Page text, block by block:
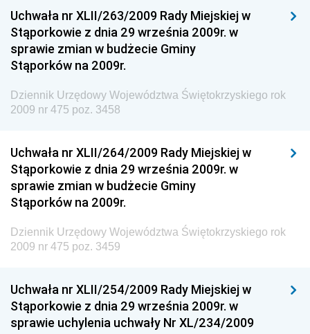
Dziennik Urzędowy Ministerstwa Administracji,
Gospodarki Terenowej i Ochrony Środowiska
Dziennik Urzędowy Ministerstwa Administracji i
Gospodarki Przestrzennej
Dziennik Urzędowy Unii Europejskiej, L
Dziennik Urzędowy Ministerstwa Przemysłu
Chemicznego i Lekkiego
Dziennik Urzędowy Ministerstwa Rolnictwa i
Gospodarki Żywnościowej
Dziennik Urzędowy Ministra Rodziny, Pracy i Polityki
Społecznej
Dziennik Urzędowy Ministra Rozwoju
Dziennik Urzędowy Ministra Infrastruktury i
Budownictwa
Uchwała nr XLII/263/2009 Rady Miejskiej w
Stąporkowie z dnia 29 września 2009r. w
sprawie zmian w budżecie Gminy
Stąporków na 2009r.
Dziennik Urzędowy Województwa Świętokrzyskiego rok
2009 nr 475 poz. 3458
Uchwała nr XLII/264/2009 Rady Miejskiej w
Stąporkowie z dnia 29 września 2009r. w
sprawie zmian w budżecie Gminy
Stąporków na 2009r.
Dziennik Urzędowy Województwa Świętokrzyskiego rok
2009 nr 475 poz. 3459
Uchwała nr XLII/254/2009 Rady Miejskiej w
Stąporkowie z dnia 29 września 2009r. w
sprawie uchylenia uchwały Nr XL/234/2009